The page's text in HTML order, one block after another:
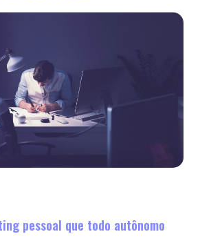
pessoal que todo autônomo